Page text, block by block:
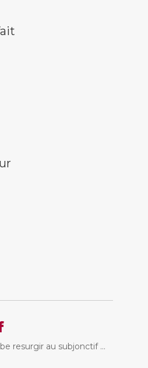
resurgir au subjonctif ...